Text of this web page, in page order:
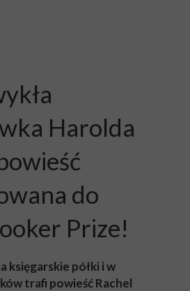
Harolda
do
Prize!
księgarskie półki i w
trafi powieść Rachel